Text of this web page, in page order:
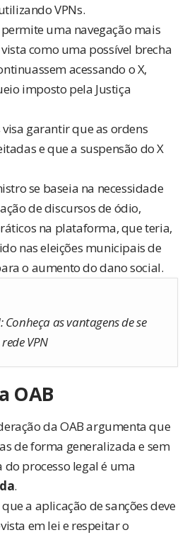
VPNs.
uma navegação mais
como uma possível brecha
acessando o X,
imposto pela Justiça
garantir que as ordens
e que a suspensão do X
se baseia na necessidade
de discursos de ódio,
na plataforma, que teria,
nas eleições municipais de
o aumento do dano social.
Conheça as vantagens de se
VPN
OAB
da OAB argumenta que
de forma generalizada e sem
processo legal é uma
.
a aplicação de sanções deve
em lei e respeitar o